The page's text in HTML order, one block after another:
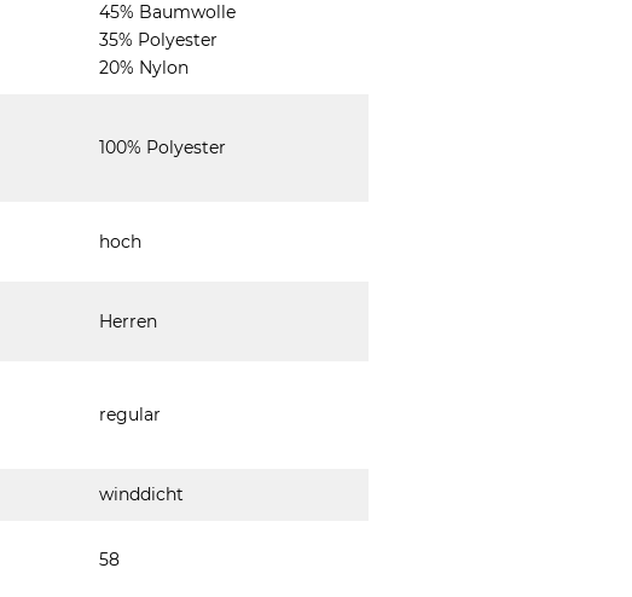
45% Baumwolle
35% Polyester
20% Nylon
100% Polyester
hoch
Herren
regular
winddicht
58